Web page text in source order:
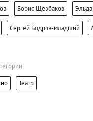
Борис Щербаков
Сергей Бодров-младший
Театр